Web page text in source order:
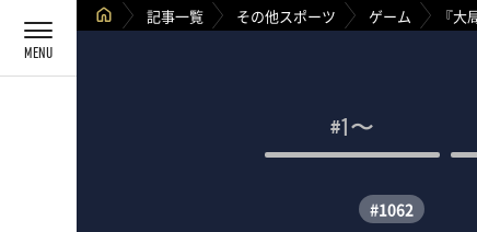
記事一覧 その他スポーツ ゲーム 『
#1〜
#1062